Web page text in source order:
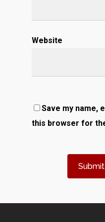
Website
Save my name,
this browser for